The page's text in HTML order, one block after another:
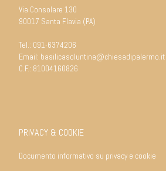
Via Consolare 130
90017 Santa Flavia (PA)
Tel.: 091-6374206
Email: basilicasoluntina@chiesadipalermo.it
C.F.: 81004160826
PRIVACY & COOKIE
Documento informativo su privacy e cookie